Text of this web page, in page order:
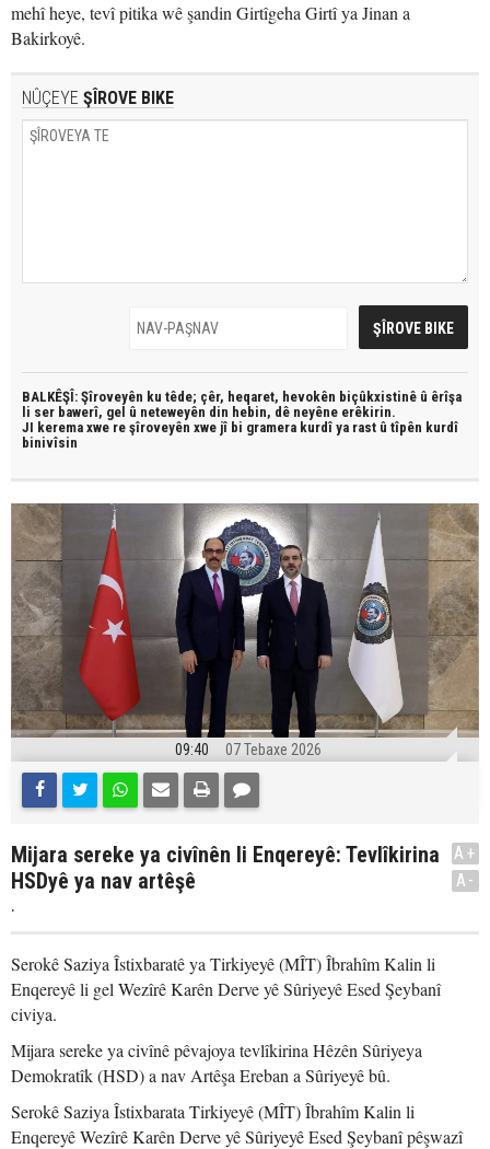
mehî heye, tevî pitika wê şandin Girtîgeha Girtî ya Jinan a
Bakirkoyê.
NÛÇEYE ŞÎROVE BIKE
BALKÊŞÎ: Şîroveyên ku têde; çêr, heqaret, hevokên biçûkxistinê û êrîşa
li ser bawerî, gel û neteweyên din hebin, dê neyêne erêkirin.
JI kerema xwe re şîroveyên xwe jî bi gramera kurdî ya rast û tîpên kurdî
binivîsin
09:40 07 Tebaxe 2026
Mijara sereke ya civînên li Enqereyê: Tevlîkirina
HSDyê ya nav artêşê
.
A+
A-
Serokê Saziya Îstixbaratê ya Tirkiyeyê (MÎT) Îbrahîm Kalin li
Enqereyê li gel Wezîrê Karên Derve yê Sûriyeyê Esed Şeybanî
civiya.
Mijara sereke ya civînê pêvajoya tevlîkirina Hêzên Sûriyeya
Demokratîk (HSD) a nav Artêşa Ereban a Sûriyeyê bû.
Serokê Saziya Îstixbarata Tirkiyeyê (MÎT) Îbrahîm Kalin li
Enqereyê Wezîrê Karên Derve yê Sûriyeyê Esed Şeybanî pêşwazî